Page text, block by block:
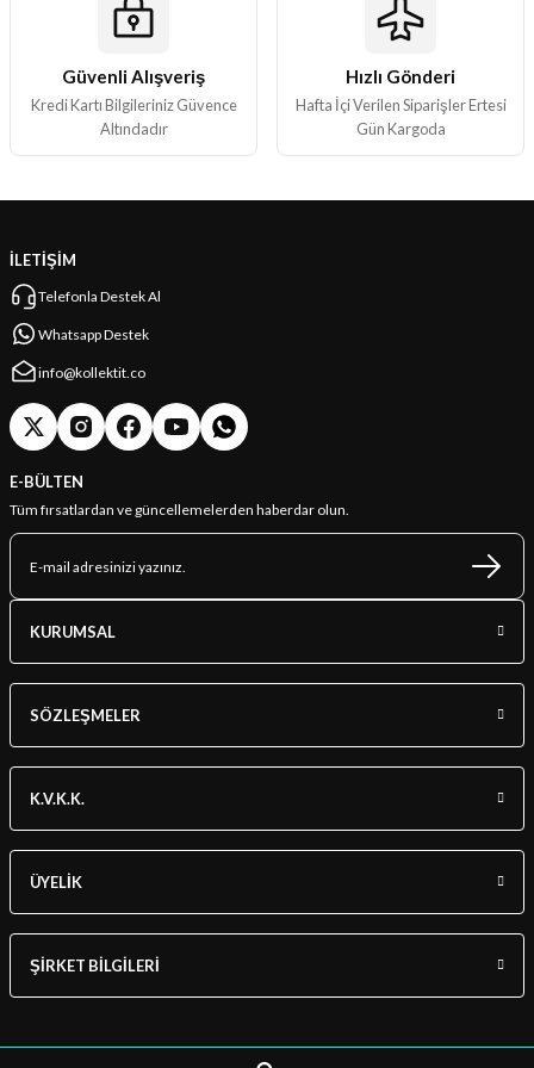
Güvenli Alışveriş
Kredi Kartı Bilgileriniz Güvence
Altındadır
Hızlı Gönderi
Hafta İçi Verilen Siparişler Ertesi
Gün Kargoda
İLETİŞİM
Telefonla Destek Al
Whatsapp Destek
info@kollektit.co
E-BÜLTEN
Tüm fırsatlardan ve güncellemelerden haberdar olun.
KURUMSAL
SÖZLEŞMELER
K.V.K.K.
ÜYELİK
ŞİRKET BİLGİLERİ